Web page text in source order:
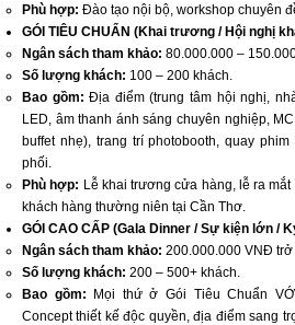
Phù hợp: Đào tạo nội bộ, workshop chuyên
GÓI TIÊU CHUẨN (Khai trương / Hội nghị
Ngân sách tham khảo: 80.000.000 –
Số lượng khách: 100 – 200 khách.
Bao gồm: Địa điểm (trung tâm hội nghị,
LED, âm thanh ánh sáng chuyên nghiệp,
buffet nhẹ), trang trí photobooth, quay
phối.
Phù hợp: Lễ khai trương cửa hàng, lễ ra
khách hàng thường niên tại Cần Thơ.
GÓI CAO CẤP (Gala Dinner / Sự kiện lớn /
Ngân sách tham khảo: 200.000.000 VNĐ trở
Số lượng khách: 200 – 500+ khách.
Bao gồm: Mọi thứ ở Gói Tiêu Chuẩn
Concept thiết kế độc quyền, địa điểm sang